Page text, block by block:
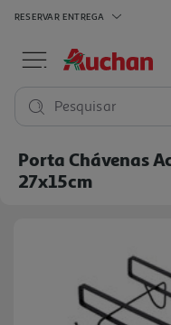
RESERVAR ENTREGA
Pesquisar
Porta Chávenas
27x15cm